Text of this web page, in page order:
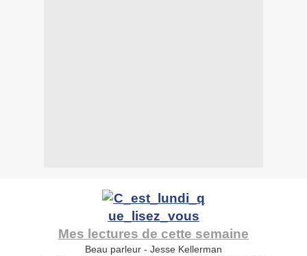
Mes lectures de cette semaine
Beau parleur - Jesse Kellerman